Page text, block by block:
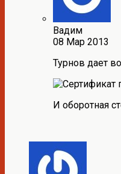
Вадим
08 Мар 2013
Турнов дает
И оборотная